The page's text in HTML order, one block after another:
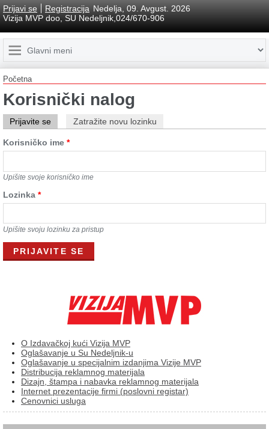
Prijavi se Registracija Nedelja, 09. Avgust. 2026
Vizija MVP doo, SU Nedeljnik,024/670-906
Početna
Korisnički nalog
Prijavite se Zatražite novu lozinku
Korisničko ime *
Upišite svoje korisničko ime
Lozinkа *
Upišite svoju lozinku za pristup
O Izdavačkoj kući Vizija MVP
Oglašavanje u Su Nedeljnik-u
Oglašavanje u specijalnim izdanjima Vizije MVP
Distribucija reklamnog materijala
Dizajn, štampa i nabavka reklamnog materijala
Internet prezentacije firmi (poslovni registar)
Cenovnici usluga